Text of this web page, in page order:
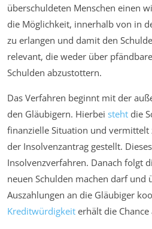
überschuldeten Menschen einen
die Möglichkeit, innerhalb von in
zu erlangen und damit den
relevant, die weder über
Schulden abzustottern.
Das Verfahren beginnt mit der
den Gläubigern. Hierbei steht die
finanzielle Situation und vermittelt
der Insolvenzantrag gestellt.
Insolvenzverfahren. Danach folgt
neuen Schulden machen darf und
Auszahlungen an die Gläubiger
Kreditwürdigkeit erhält die